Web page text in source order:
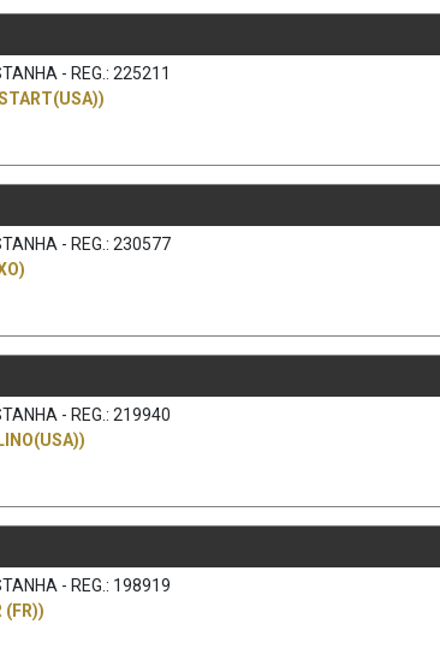
- REG.: 225211
- REG.: 230577
- REG.: 219940
- REG.: 198919
(FR))